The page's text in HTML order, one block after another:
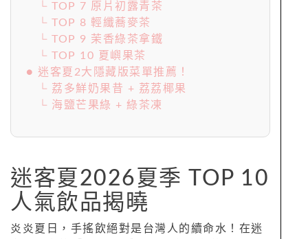
└ TOP 7 原片初露青茶
└ TOP 8 輕纖蕎麥茶
└ TOP 9 茉香綠茶拿鐵
└ TOP 10 夏嶼果茶
● 迷客夏2大隱藏版菜單推薦！
└ 荔多鮮奶果昔 + 荔荔椰果
└ 海鹽芒果綠 + 綠茶凍
迷客夏2026夏季 TOP 10
人氣飲品揭曉
炎炎夏日，手搖飲絕對是台灣人的續命水！在迷